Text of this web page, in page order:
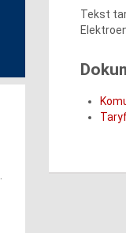
Tekst